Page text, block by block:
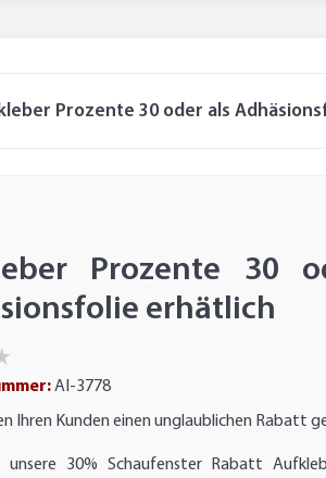
Prozente 30 oder als
Prozente 30
erhätlich
AI-3778
Ihren Kunden einen unglaublichen Rabatt
unsere 30% Schaufenster Rabatt